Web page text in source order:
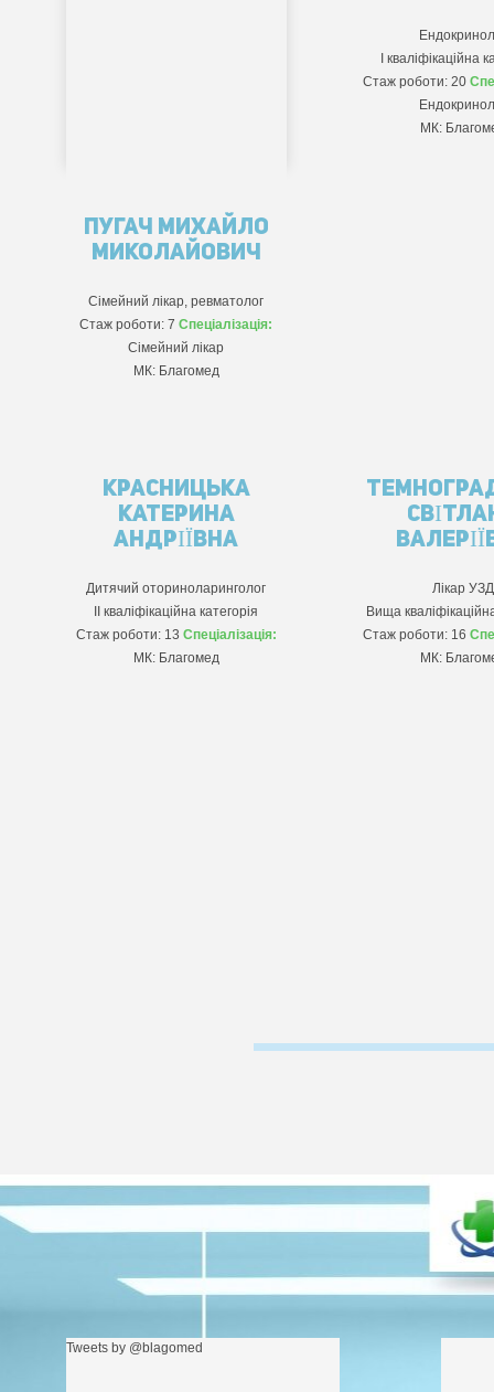
ПУГАЧ МИХАЙЛО
МИКОЛАЙОВИЧ
Сімейний лікар, ревматолог
Стаж роботи: 7 Спеціалізація:
Сімейний лікар
МК: Благомед
І кваліфікаційна
Стаж роботи: 20
МК:
КРАСНИЦЬКА
КАТЕРИНА
АНДРІЇВНА
Дитячий оториноларинголог
ІІ кваліфікаційна категорія
Стаж роботи: 13 Спеціалізація:
МК: Благомед
Лікар УЗД
Вища
Стаж роботи: 16
МК:
Tweets by @blagomed